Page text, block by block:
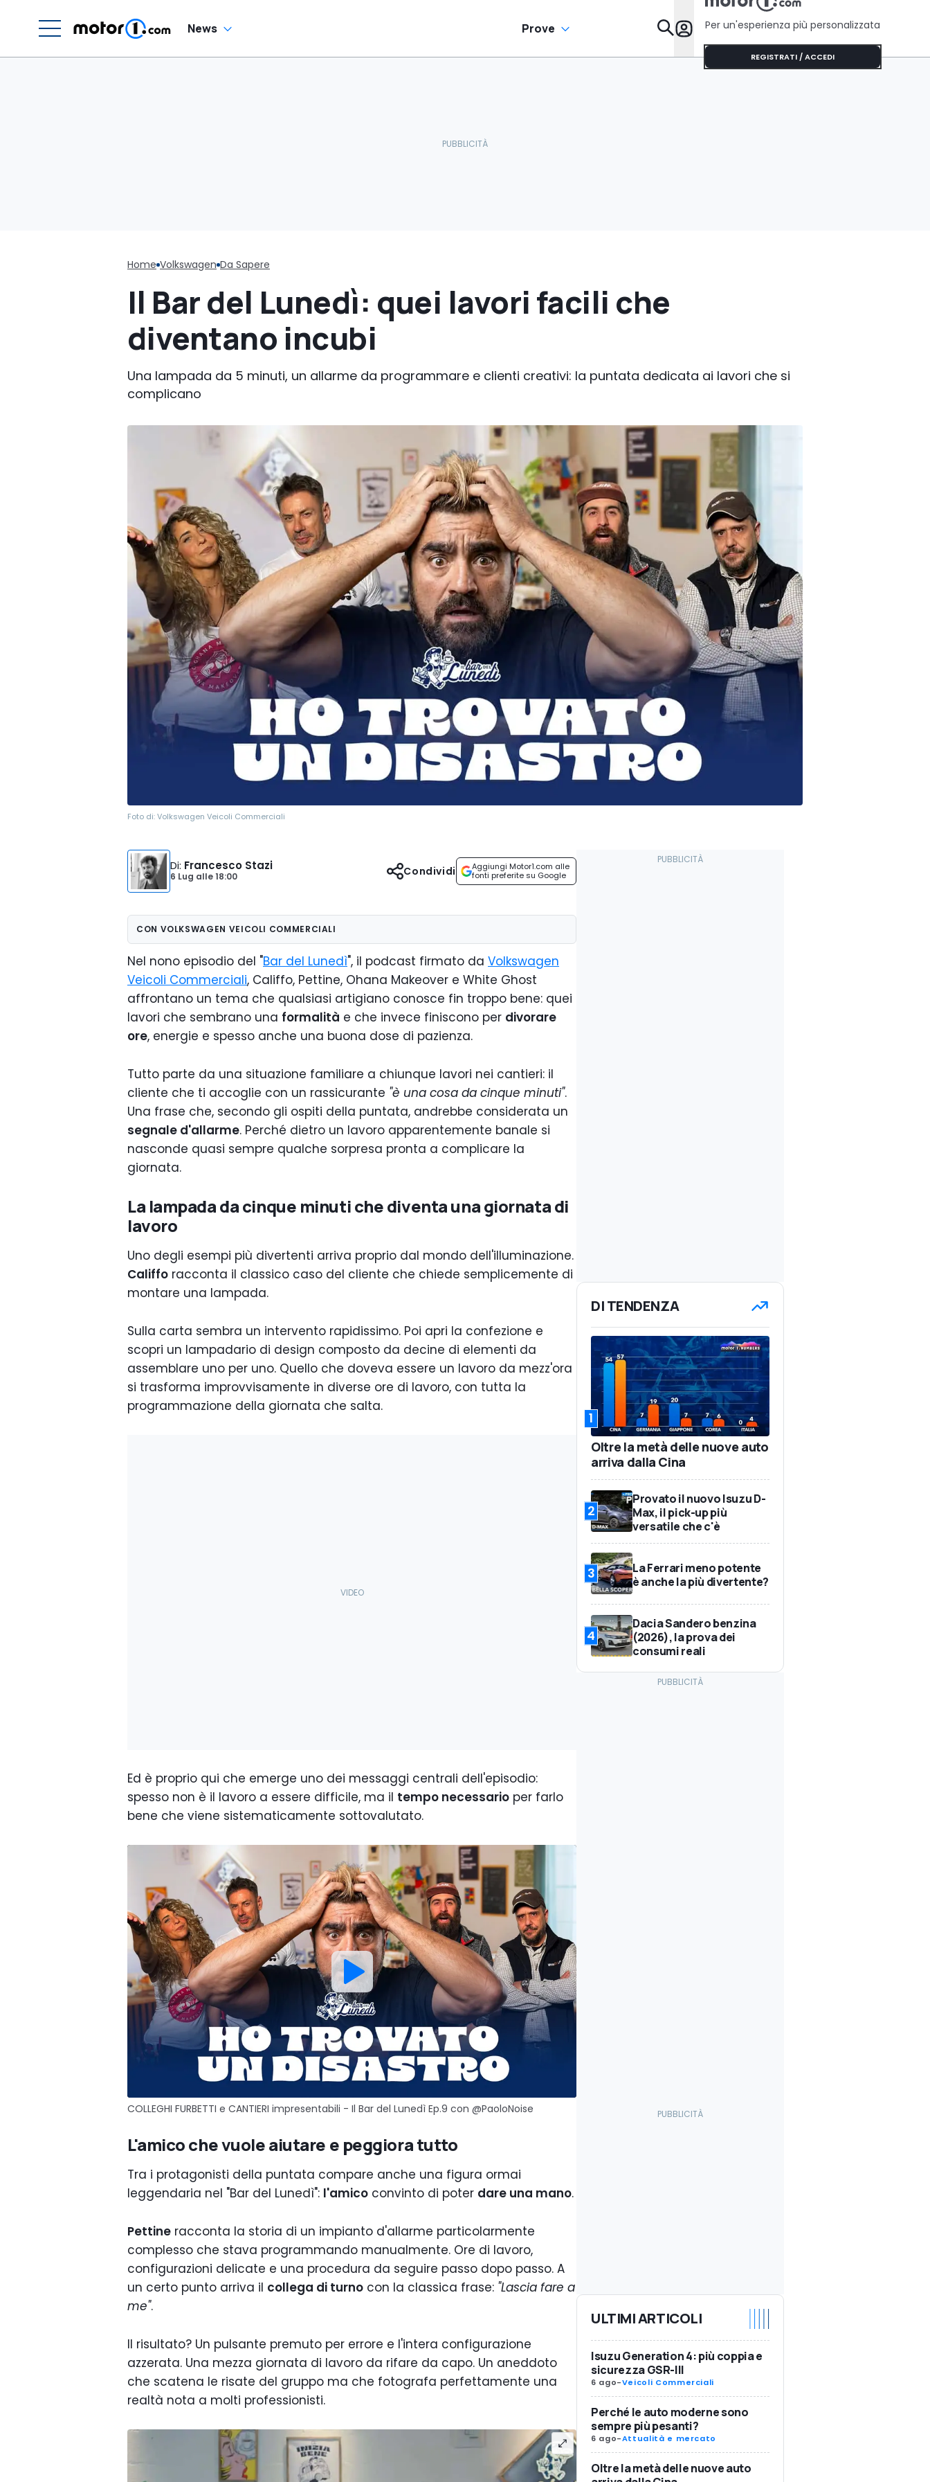
News Prove Da Sapere
Per un'esperienza più personalizzata
REGISTRATI / ACCEDI
Home Volkswagen Da Sapere
Il Bar del Lunedì: quei lavori facili che
diventano incubi
Una lampada da 5 minuti, un allarme da programmare e clienti creativi: la puntata dedicata ai lavori che si
complicano
Foto di:Volkswagen Veicoli Commerciali
Di: Francesco Stazi
6 Lug alle18:00
Aggiungi Motor1.com alle
fonti preferite su Google
Condividi
CON VOLKSWAGEN VEICOLI COMMERCIALI
Nel nono episodio del "Bar del Lunedì", il podcast firmato da Volkswagen
Veicoli Commerciali, Califfo, Pettine, Ohana Makeover e White Ghost
affrontano un tema che qualsiasi artigiano conosce fin troppo bene: quei
lavori che sembrano una formalità e che invece finiscono per divorare
ore, energie e spesso anche una buona dose di pazienza.
Tutto parte da una situazione familiare a chiunque lavori nei cantieri: il
cliente che ti accoglie con un rassicurante "è una cosa da cinque minuti".
Una frase che, secondo gli ospiti della puntata, andrebbe considerata un
segnale d'allarme. Perché dietro un lavoro apparentemente banale si
nasconde quasi sempre qualche sorpresa pronta a complicare la
giornata.
La lampada da cinque minuti che diventa una giornata di
lavoro
Uno degli esempi più divertenti arriva proprio dal mondo dell'illuminazione.
Califfo racconta il classico caso del cliente che chiede semplicemente di
montare una lampada.
Sulla carta sembra un intervento rapidissimo. Poi apri la confezione e
scopri un lampadario di design composto da decine di elementi da
assemblare uno per uno. Quello che doveva essere un lavoro da mezz'ora
si trasforma improvvisamente in diverse ore di lavoro, con tutta la
programmazione della giornata che salta.
Ed è proprio qui che emerge uno dei messaggi centrali dell'episodio:
spesso non è il lavoro a essere difficile, ma il tempo necessario per farlo
bene che viene sistematicamente sottovalutato.
COLLEGHI FURBETTI e CANTIERI impresentabili - Il Bar del Lunedì Ep.9 con ‪@PaoloNoise‬
L'amico che vuole aiutare e peggiora tutto
Tra i protagonisti della puntata compare anche una figura ormai
leggendaria nel "Bar del Lunedì": l'amico convinto di poter dare una mano.
Pettine racconta la storia di un impianto d'allarme particolarmente
complesso che stava programmando manualmente. Ore di lavoro,
configurazioni delicate e una procedura da seguire passo dopo passo. A
un certo punto arriva il collega di turno con la classica frase: "Lascia fare a
me".
Il risultato? Un pulsante premuto per errore e l'intera configurazione
azzerata. Una mezza giornata di lavoro da rifare da capo. Un aneddoto
che scatena le risate del gruppo ma che fotografa perfettamente una
realtà nota a molti professionisti.
DI TENDENZA
1
Oltre la metà delle nuove auto
arriva dalla Cina
2
Provato il nuovo Isuzu D-
Max, il pick-up più
versatile che c'è
3
La Ferrari meno potente
è anche la più divertente?
4
Dacia Sandero benzina
(2026), la prova dei
consumi reali
ULTIMI ARTICOLI
Isuzu Generation 4: più coppia e
sicurezza GSR-III
6 ago-Veicoli Commerciali
Perché le auto moderne sono
sempre più pesanti?
6 ago-Attualità e mercato
Oltre la metà delle nuove auto